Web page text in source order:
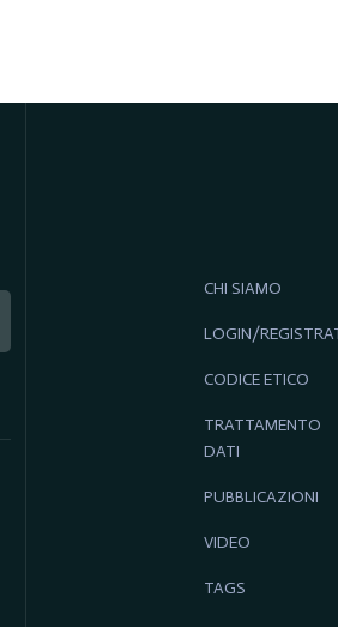
CHI SIAMO
LOGIN/
CODICE ETICO
TRATTAMENTO
DATI
PUBBLICAZIONI
VIDEO
TAGS